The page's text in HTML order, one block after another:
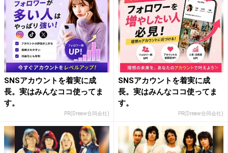
SNSアカウントを着実に成
長。実はみんなココ使ってま
す。
PR(Dreaw合同会社)
SNSアカウントを着実に成
長。実はみんなココ使ってま
す。
PR(Dreaw合同会社)